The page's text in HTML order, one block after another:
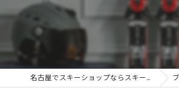
名古屋でスキーショップならスキーヤーズピットエリア1 ブログ